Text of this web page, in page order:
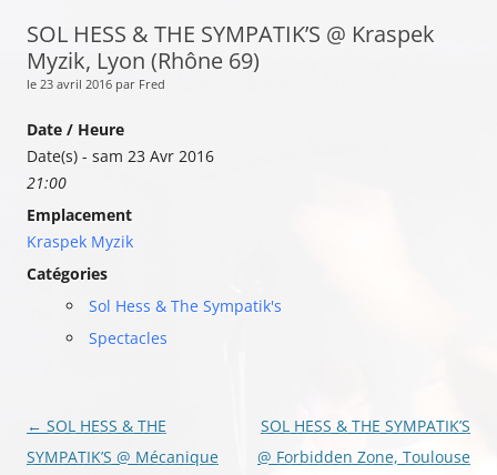
SOL HESS & THE SYMPATIK’S @ Kraspek
Myzik, Lyon (Rhône 69)
le 23 avril 2016 par Fred
Date / Heure
Date(s) - sam 23 Avr 2016
21:00
Emplacement
Kraspek Myzik
Catégories
Sol Hess & The Sympatik's
Spectacles
Navigation
des
← SOL HESS & THE
SYMPATIK’S @ Mécanique
SOL HESS & THE SYMPATIK’S
@ Forbidden Zone, Toulouse